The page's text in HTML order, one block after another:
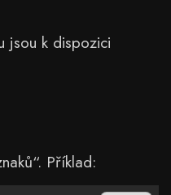
jsou k dispozici
Příklad: